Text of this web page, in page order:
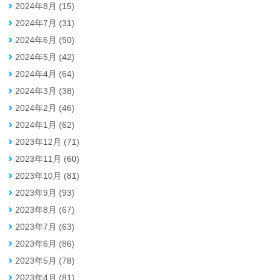
2024年8月 (15)
2024年7月 (31)
2024年6月 (50)
2024年5月 (42)
2024年4月 (64)
2024年3月 (38)
2024年2月 (46)
2024年1月 (62)
2023年12月 (71)
2023年11月 (60)
2023年10月 (81)
2023年9月 (93)
2023年8月 (67)
2023年7月 (63)
2023年6月 (86)
2023年5月 (78)
2023年4月 (81)